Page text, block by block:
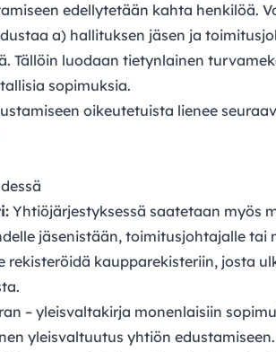
edellytetään kahta henkilöä.
a) hallituksen jäsen ja
Tällöin luodaan tietynlainen
sopimuksia.
oikeutetuista lienee
Yhtiöjärjestyksessä saatetaan myös
jäsenistään, toimitusjohtajalle tai
rekisteröidä kaupparekisteriin, josta
– yleisvaltakirja monenlaisiin
yleisvaltuutus yhtiön